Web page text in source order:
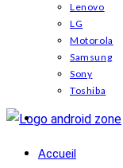
Lenovo
LG
Motorola
Samsung
Sony
Toshiba
Accueil